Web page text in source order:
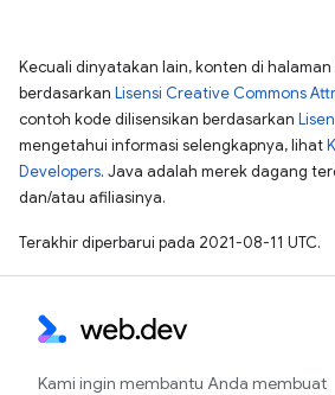
Kecuali dinyatakan lain, konten di halaman
berdasarkan Lisensi Creative Commons
contoh kode dilisensikan berdasarkan
mengetahui informasi selengkapnya, lihat
Developers. Java adalah merek dagang
dan/atau afiliasinya.
Terakhir diperbarui pada 2021-08-11 UTC.
Kami ingin membantu Anda membuat